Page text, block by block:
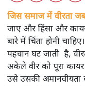
जिस समाज में वीरता
जाए और हिंसा और
बारे में चिंता होनी
पहचान घट जाती है,
अकेले वीर को पूरा
उसे उसकी अमानवीयता